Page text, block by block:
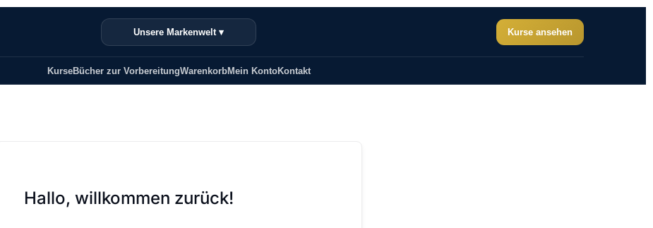
Unsere Markenwelt ▾ Kurse ansehen
KurseBücher zur VorbereitungWarenkorbMein KontoKontakt
Hallo, willkommen zurück!